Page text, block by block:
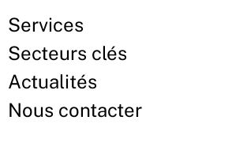
Services
Secteurs clés
Actualités
Nous contacter